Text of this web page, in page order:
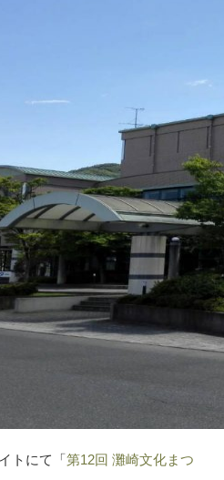
トにて「第12回 灘崎文化まつ